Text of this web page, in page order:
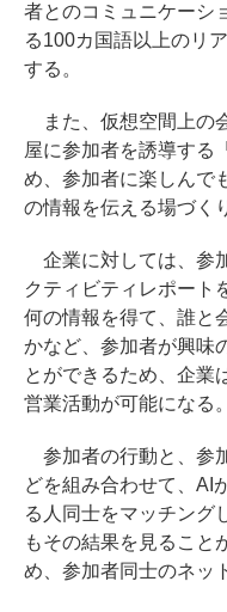
者とのコミュニケーシ
る100カ国語以上のリ
する。
また、仮想空間上の
屋に参加者を誘導する
め、参加者に楽しんで
の情報を伝える場づく
企業に対しては、参
クティビティレポート
何の情報を得て、誰と
かなど、参加者が興味
とができるため、企業
営業活動が可能になる。
参加者の行動と、参
どを組み合わせて、AI
る人同士をマッチング
もその結果を見ること
め、参加者同士のネッ